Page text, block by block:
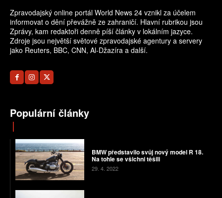
Zpravodajský online portál World News 24 vznikl za účelem
informovat o dění převážně ze zahraničí. Hlavní rubrikou jsou
Zprávy, kam redaktoři denně píší články v lokálním jazyce.
Zdroje jsou největší světové zpravodajské agentury a servery
jako Reuters, BBC, CNN, Al-Džazíra a další.
Populární články
BMW představilo svůj nový model R 18.
Na tohle se všichni těšili
29. 4. 2022